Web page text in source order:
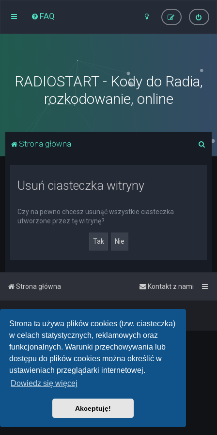
Strona ta używa plików cookies (tzw. ciasteczka)
w celach statystycznych, reklamowych oraz
funkcjonalnych. Warunki przechowywania lub
dostępu do plików cookies można określić w
ustawieniach przeglądarki internetowej.
Dowiedz się więcej
Akceptuję!
FAQ
RADIOSTART - Kody do Radia,
rozkodowanie, online
Strona główna
Usuń ciasteczka witryny
Czy na pewno chcesz usunąć wszystkie ciasteczka
utworzone przez tę witrynę?
Strona główna Kontakt z nami
Powered byphpBB™• Design byPlanetStyles
Polski pakiet językowy dostarcza phpBB.pl